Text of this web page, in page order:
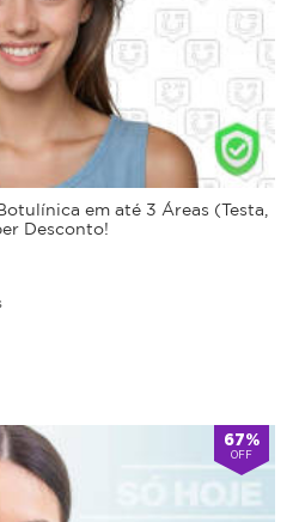
em até 3 Áreas (Testa,
Desconto!
67%
OFF